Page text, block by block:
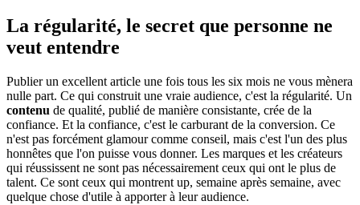
La régularité, le secret que personne ne
veut entendre
Publier un excellent article une fois tous les six mois ne vous mènera
nulle part. Ce qui construit une vraie audience, c'est la régularité. Un
contenu de qualité, publié de manière consistante, crée de la
confiance. Et la confiance, c'est le carburant de la conversion. Ce
n'est pas forcément glamour comme conseil, mais c'est l'un des plus
honnêtes que l'on puisse vous donner. Les marques et les créateurs
qui réussissent ne sont pas nécessairement ceux qui ont le plus de
talent. Ce sont ceux qui montrent up, semaine après semaine, avec
quelque chose d'utile à apporter à leur audience.